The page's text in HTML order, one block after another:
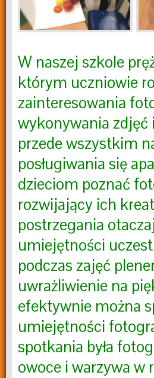
W naszej szkole
którym uczniowie
zainteresowania
wykonywania
przede wszystkim
posługiwania się
dzieciom poznać
rozwijający ich
postrzegania
umiejętności
podczas zajęć
uwrażliwienie na
efektywnie można
umiejętności
spotkania była
owoce i warzywa w